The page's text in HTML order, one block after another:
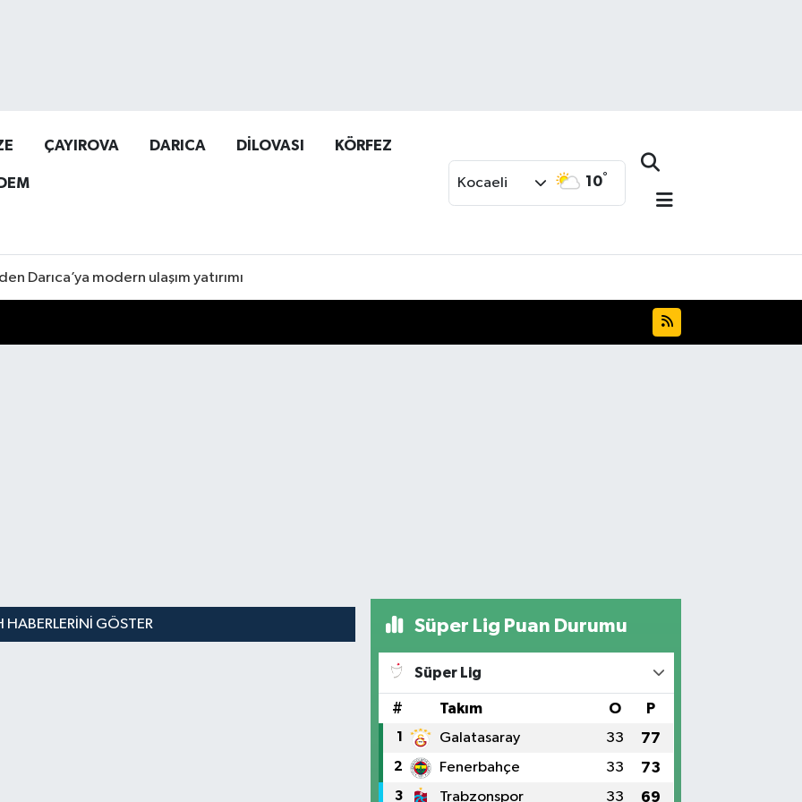
ÇAYIROVA DARICA DİLOVASI KÖRFEZ
Kocaeli 10°
Darıca’ya modern ulaşım yatırımı
GÖSTER Süper Lig Puan Durumu
Süper Lig
# Takım O P
1 Galatasaray 33 77
2 Fenerbahçe 33 73
3 Trabzonspor 33 69